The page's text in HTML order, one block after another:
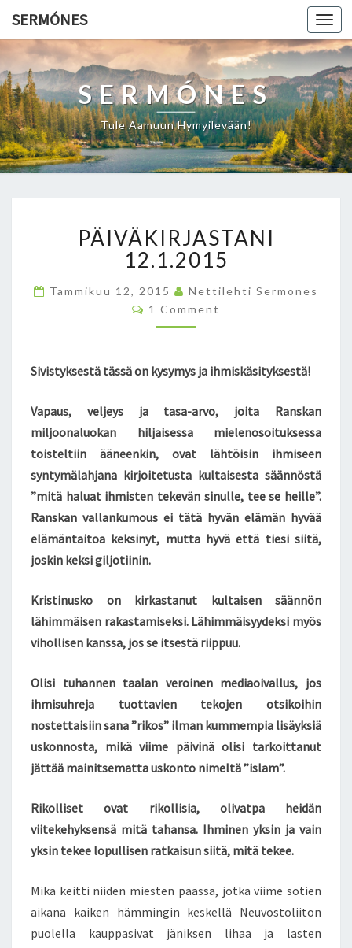
SERMÓNES
SERMÓNES
Tule Aamuun Hymyilevään!
Ä
I
V
Ä
K
I
A
T
A
I
1
2
.
1
5
PÄIVÄKIRJASTANI
12.1.2015
Tammikuu 12, 2015
Nettilehti Sermones
C
O
N
T
1 Comment
Sivistyksestä tässä on kysymys ja ihmiskäsityksestä!
Vapaus, veljeys ja tasa-arvo, joita Ranskan
miljoonaluokan hiljaisessa mielenosoituksessa
toisteltiin ääneenkin, ovat lähtöisin ihmiseen
syntymälahjana kirjoitetusta kultaisesta säännöstä
”mitä haluat ihmisten tekevän sinulle, tee se heille”.
Ranskan vallankumous ei tätä hyvän elämän hyvää
elämäntaitoa keksinyt, mutta hyvä että tiesi siitä,
joskin keksi giljotiinin.
Kristinusko on kirkastanut kultaisen säännön
lähimmäisen rakastamiseksi. Lähimmäisyydeksi myös
vihollisen kanssa, jos se itsestä riippuu.
Olisi tuhannen taalan veroinen mediaoivallus, jos
ihmisuhreja tuottavien tekojen otsikoihin
nostettaisiin sana ”rikos” ilman kummempia lisäyksiä
uskonnosta, mikä viime päivinä olisi tarkoittanut
jättää mainitsematta uskonto nimeltä ”islam”.
Rikolliset ovat rikollisia, olivatpa heidän
viitekehyksensä mitä tahansa. Ihminen yksin ja vain
yksin tekee lopullisen ratkaisun siitä, mitä tekee.
Mikä keitti niiden miesten päässä, jotka viime sotien
aikana kaiken hämmingin keskellä Neuvostoliiton
puolella kauppasivat jäniksen lihaa ja lasten